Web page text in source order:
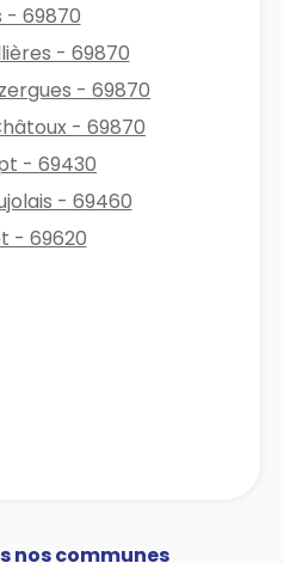
- 69870
- 69870
- 69870
- 69870
- 69430
- 69460
- 69620
nos communes